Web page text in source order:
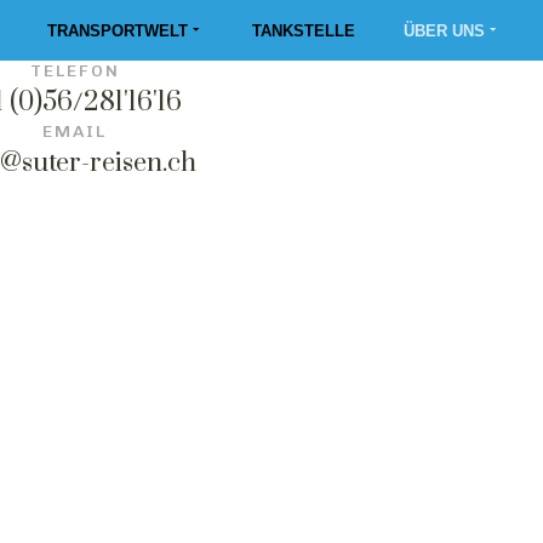
TRANSPORTWELT TANKSTELLE ÜBER UNS
CH-5303 Würenlingen
TELEFON
(0)56/281'16'16
EMAIL
reisen.ch